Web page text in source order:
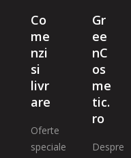
Co
me
nzi
si
livr
are
Oferte
speciale
Gr
ee
nC
os
me
tic.
ro
Despre